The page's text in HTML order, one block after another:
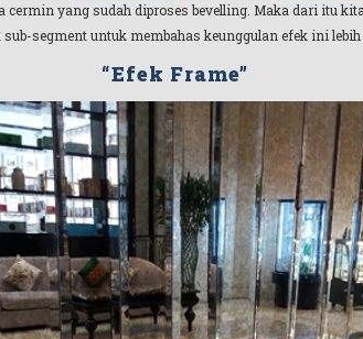
yang sudah diproses bevelling. Maka dari itu
sub-segment untuk membahas keunggulan efek ini lebih
“Efek Frame”